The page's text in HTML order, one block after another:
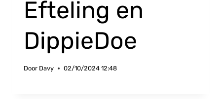
Efteling en
DippieDoe
Door Davy 02/10/2024 12:48